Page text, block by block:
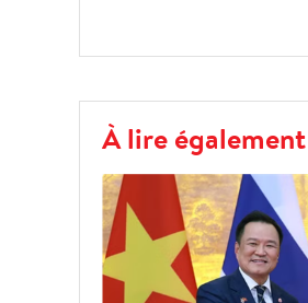
À lire également